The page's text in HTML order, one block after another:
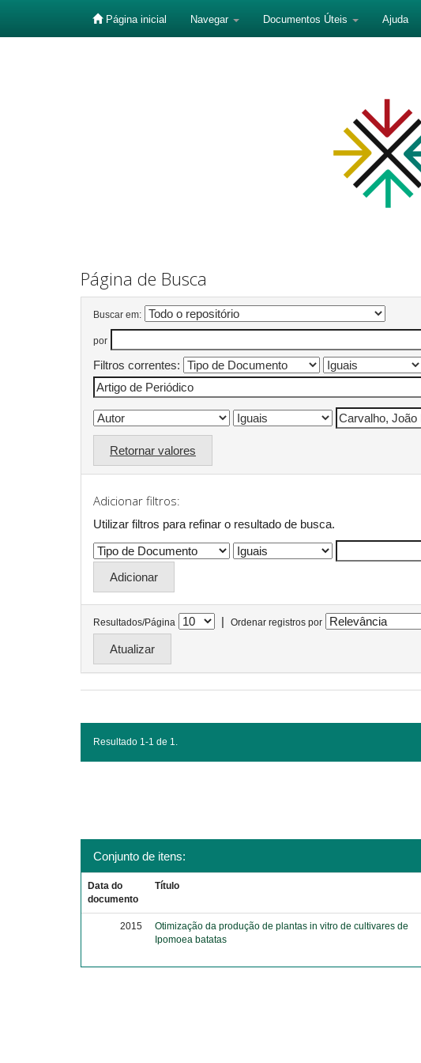
Página inicial Navegar Documentos Úteis Ajuda
Página de Busca
Buscar em:
por
Filtros correntes:
Retornar valores
Adicionar filtros:
Utilizar filtros para refinar o resultado de busca.
Resultados/Página | Ordenar registros por
Resultado 1-1 de 1.
Conjunto de itens:
Data do
documento
Título
2015
Otimização da produção de plantas in vitro de cultivares de
Ipomoea batatas